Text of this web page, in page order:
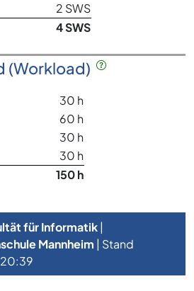
2 SWS
4 SWS
(Workload)
30 h
60 h
30 h
30 h
150 h
für Informatik|
Mannheim | Stand